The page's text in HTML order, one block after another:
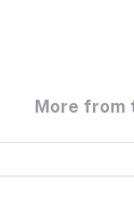
More from